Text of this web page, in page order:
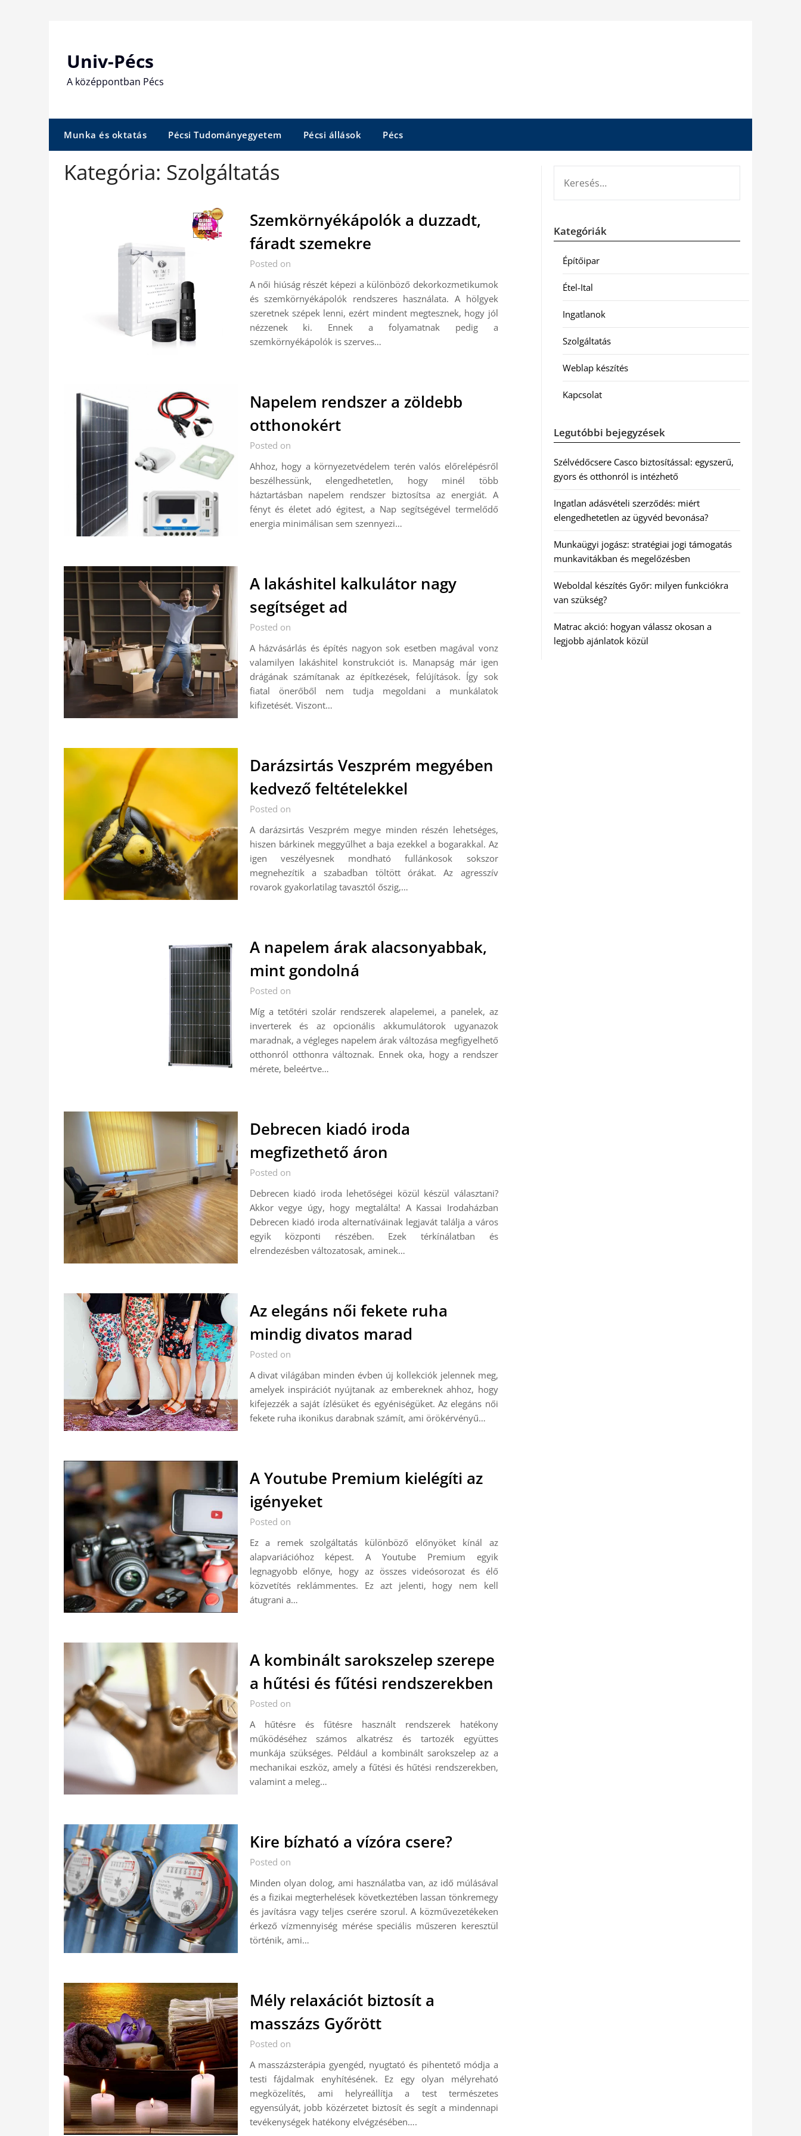
Univ-Pécs
A középpontban Pécs
Munka és oktatás Pécsi Tudományegyetem Pécsi állások Pécs
Kategória: Szolgáltatás
Szemkörnyékápolók a duzzadt,
fáradt szemekre
Posted on
A női hiúság részét képezi a különböző dekorkozmetikumok
és szemkörnyékápolók rendszeres használata. A hölgyek
szeretnek szépek lenni, ezért mindent megtesznek, hogy jól
nézzenek ki. Ennek a folyamatnak pedig a
szemkörnyékápolók is szerves…
Napelem rendszer a zöldebb
otthonokért
Posted on
Ahhoz, hogy a környezetvédelem terén valós előrelépésről
beszélhessünk, elengedhetetlen, hogy minél több
háztartásban napelem rendszer biztosítsa az energiát. A
fényt és életet adó égitest, a Nap segítségével termelődő
energia minimálisan sem szennyezi…
A lakáshitel kalkulátor nagy
segítséget ad
Posted on
A házvásárlás és építés nagyon sok esetben magával vonz
valamilyen lakáshitel konstrukciót is. Manapság már igen
drágának számítanak az építkezések, felújítások. Így sok
fiatal önerőből nem tudja megoldani a munkálatok
kifizetését. Viszont…
Darázsirtás Veszprém megyében
kedvező feltételekkel
Posted on
A darázsirtás Veszprém megye minden részén lehetséges,
hiszen bárkinek meggyűlhet a baja ezekkel a bogarakkal. Az
igen veszélyesnek mondható fullánkosok sokszor
megnehezítik a szabadban töltött órákat. Az agresszív
rovarok gyakorlatilag tavasztól őszig,…
A napelem árak alacsonyabbak,
mint gondolná
Posted on
Míg a tetőtéri szolár rendszerek alapelemei, a panelek, az
inverterek és az opcionális akkumulátorok ugyanazok
maradnak, a végleges napelem árak változása megfigyelhető
otthonról otthonra változnak. Ennek oka, hogy a rendszer
mérete, beleértve…
Debrecen kiadó iroda
megfizethető áron
Posted on
Debrecen kiadó iroda lehetőségei közül készül választani?
Akkor vegye úgy, hogy megtalálta! A Kassai Irodaházban
Debrecen kiadó iroda alternatíváinak legjavát találja a város
egyik központi részében. Ezek térkínálatban és
elrendezésben változatosak, aminek…
Az elegáns női fekete ruha
mindig divatos marad
Posted on
A divat világában minden évben új kollekciók jelennek meg,
amelyek inspirációt nyújtanak az embereknek ahhoz, hogy
kifejezzék a saját ízlésüket és egyéniségüket. Az elegáns női
fekete ruha ikonikus darabnak számít, ami örökérvényű…
A Youtube Premium kielégíti az
igényeket
Posted on
Ez a remek szolgáltatás különböző előnyöket kínál az
alapvariációhoz képest. A Youtube Premium egyik
legnagyobb előnye, hogy az összes videósorozat és élő
közvetítés reklámmentes. Ez azt jelenti, hogy nem kell
átugrani a…
A kombinált sarokszelep szerepe
a hűtési és fűtési rendszerekben
Posted on
A hűtésre és fűtésre használt rendszerek hatékony
működéséhez számos alkatrész és tartozék együttes
munkája szükséges. Például a kombinált sarokszelep az a
mechanikai eszköz, amely a fűtési és hűtési rendszerekben,
valamint a meleg…
Kire bízható a vízóra csere?
Posted on
Minden olyan dolog, ami használatba van, az idő múlásával
és a fizikai megterhelések következtében lassan tönkremegy
és javításra vagy teljes cserére szorul. A közművezetékeken
érkező vízmennyiség mérése speciális műszeren keresztül
történik, ami…
Mély relaxációt biztosít a
masszázs Győrött
Posted on
A masszázsterápia gyengéd, nyugtató és pihentető módja a
testi fájdalmak enyhítésének. Ez egy olyan mélyreható
megközelítés, ami helyreállítja a test természetes
egyensúlyát, jobb közérzetet biztosít és segít a mindennapi
tevékenységek hatékony elvégzésében….
Kategóriák
Építőipar
Étel-Ital
Ingatlanok
Szolgáltatás
Weblap készítés
Kapcsolat
Legutóbbi bejegyzések
Szélvédőcsere Casco biztosítással: egyszerű,
gyors és otthonról is intézhető
Ingatlan adásvételi szerződés: miért
elengedhetetlen az ügyvéd bevonása?
Munkaügyi jogász: stratégiai jogi támogatás
munkavitákban és megelőzésben
Weboldal készítés Győr: milyen funkciókra
van szükség?
Matrac akció: hogyan válassz okosan a
legjobb ajánlatok közül